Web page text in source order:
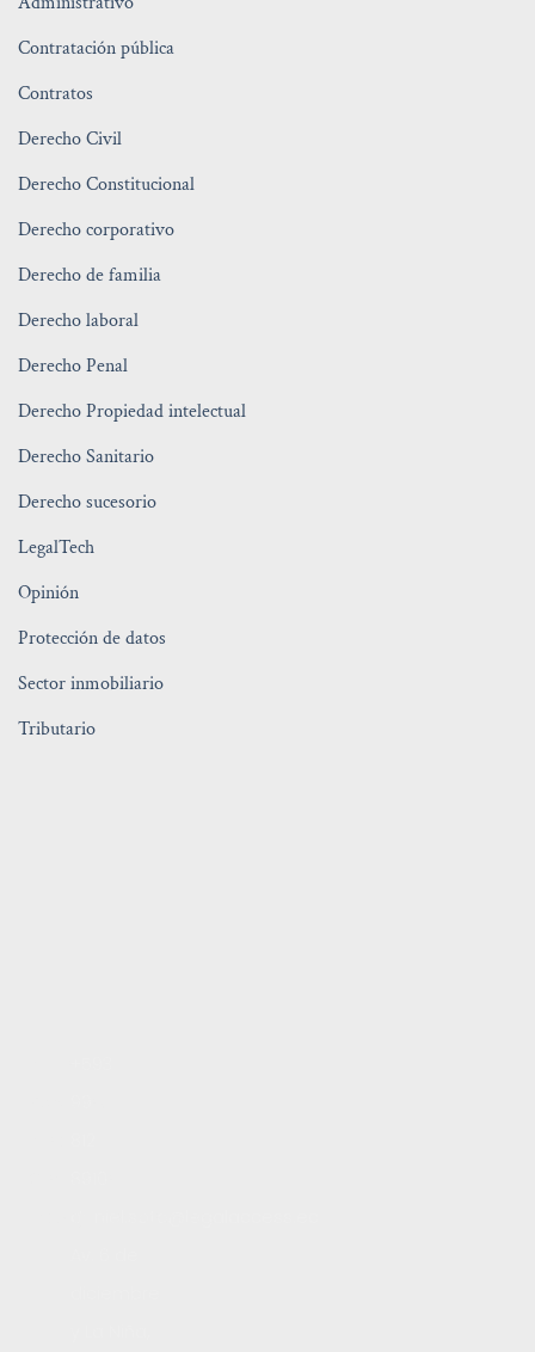
Contratación pública
Contratos
Derecho Civil
Derecho Constitucional
Derecho corporativo
Derecho de familia
Derecho laboral
Derecho Penal
Derecho Propiedad intelectual
Derecho Sanitario
Derecho sucesorio
LegalTech
Opinión
Protección de datos
Sector inmobiliario
Tributario